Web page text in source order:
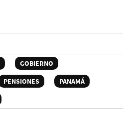
GOBIERNO
PENSIONES
PANAMÁ